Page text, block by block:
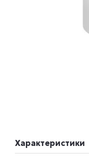
Характеристики